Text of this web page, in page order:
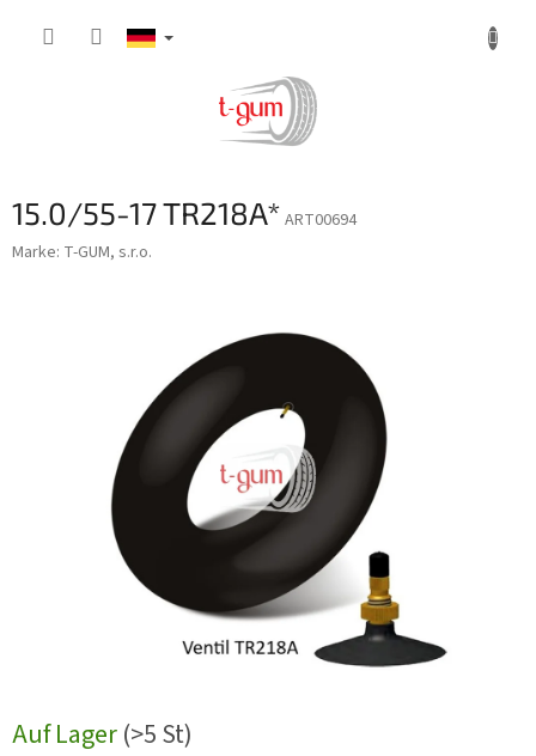
15.0/55-17 TR218A* ART00694
Marke: T-GUM, s.r.o.
Auf Lager(>5 St)